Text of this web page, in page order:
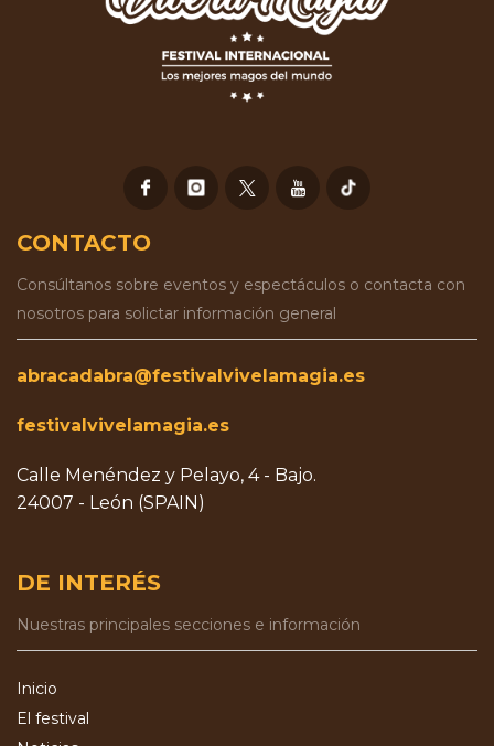
CONTACTO
Consúltanos sobre eventos y espectáculos o contacta con
nosotros para solictar información general
abracadabra@festivalvivelamagia.es
festivalvivelamagia.es
Calle Menéndez y Pelayo, 4 - Bajo.
24007 - León (SPAIN)
DE INTERÉS
Nuestras principales secciones e información
Inicio
El festival